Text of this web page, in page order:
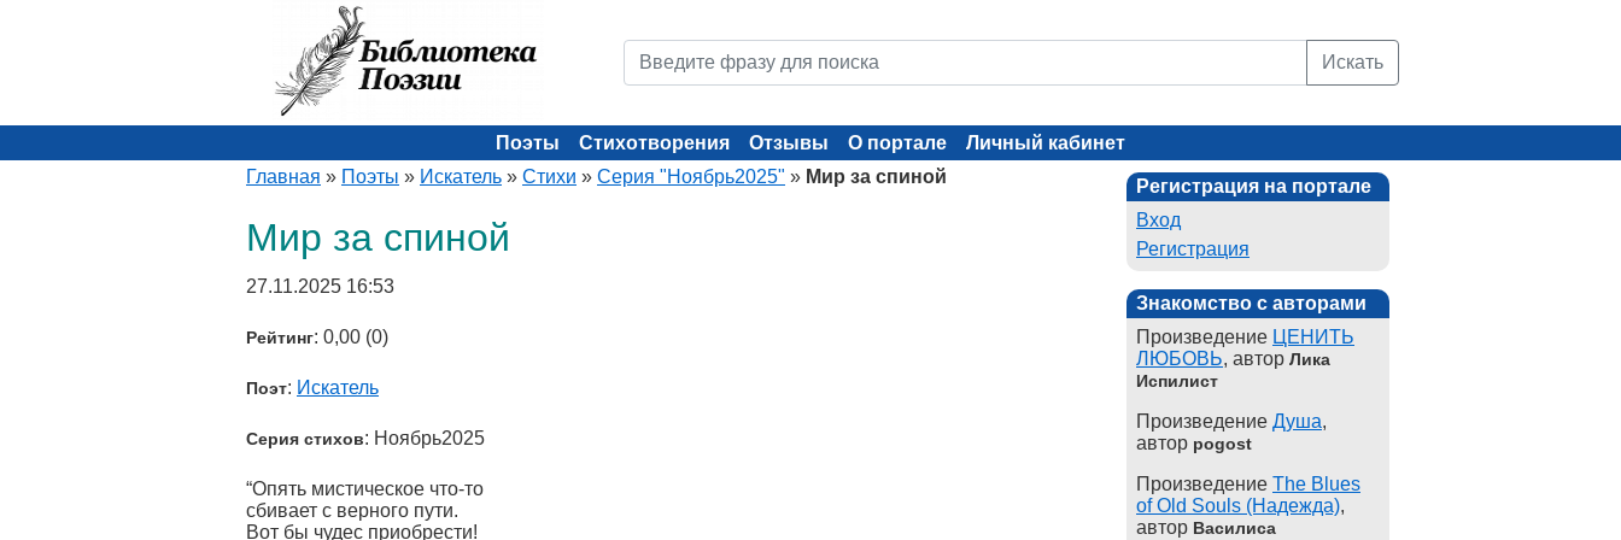
Искать
Поэты Стихотворения Отзывы О портале
Личный кабинет
Главная » Поэты » Искатель » Стихи » Серия "Ноябрь2025" » Мир за спиной
Мир за спиной
27.11.2025 16:53
Рейтинг: 0,00 (0)
Поэт: Искатель
Серия стихов: Ноябрь2025
“Опять мистическое что-то
сбивает с верного пути.
Вот бы чудес приобрести!
Регистрация на портале
Вход
Регистрация
Знакомство с авторами
Произведение ЦЕНИТЬ
ЛЮБОВЬ, автор Лика
Испилист
Произведение Душа,
автор pogost
Произведение The Blues
of Old Souls (Надежда),
автор Василиса